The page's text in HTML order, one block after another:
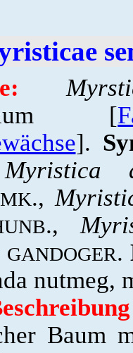
[
].
Myristica
.,
.,
GANDOGER.
nutmeg,
Baum